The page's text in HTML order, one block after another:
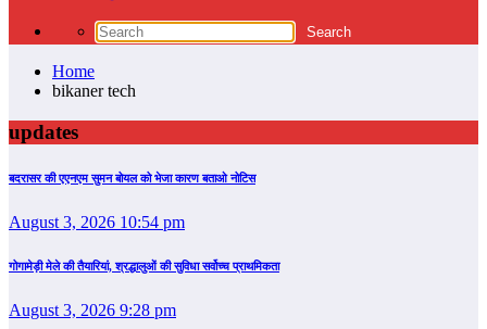
Home
bikaner tech
updates
बदरासर की एएनएम सुमन बोयल को भेजा कारण बताओ नोटिस
August 3, 2026 10:54 pm
गोगामेड़ी मेले की तैयारियां, श्रद्धालुओं की सुविधा सर्वोच्च प्राथमिकता
August 3, 2026 9:28 pm